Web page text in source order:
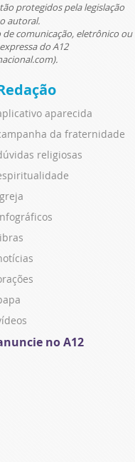
protegidos pela legislação
autoral.
comunicação, eletrônico ou
do A12
aparecida
da fraternidade
religiosas
no A12